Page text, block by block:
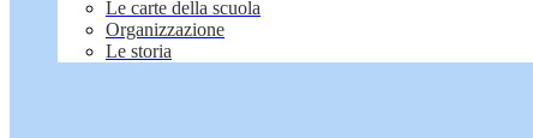
Le carte della scuola
Organizzazione
Le storia